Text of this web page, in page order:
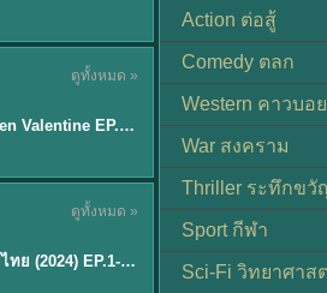
ดูทั้งหมด »
ปิ๊งรักคุณพี่เย็นชา (2026) Frozen Valentine EP.1-10 (จบ)
ดูทั้งหมด »
EP.6Like a Dragon Yakuza พากย์ไทย (2024) EP.1-6 (จบ)
Action ต่อสู้
Comedy ตลก
Western คาวบอ
War สงคราม
Thriller ระทึกขวั
Sport กีฬา
Sci-Fi วิทยาศาส